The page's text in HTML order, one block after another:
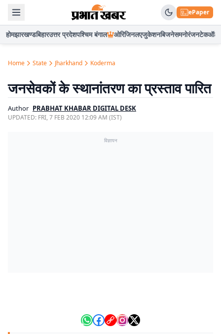
ePaper
होमझारखण्डबिहारउत्तर प्रदेशपश्चिम बंगाल ओरिजिनलएजुकेशनबिजनेसमनोरंजनटेकऑटो
Home State Jharkhand Koderma
जनसेवकों के स्थानांतरण का प्रस्ताव पारित
Author PRABHAT KHABAR DIGITAL DESK
UPDATED: FRI, 7 FEB 2020 12:09 AM (IST)
विज्ञापन